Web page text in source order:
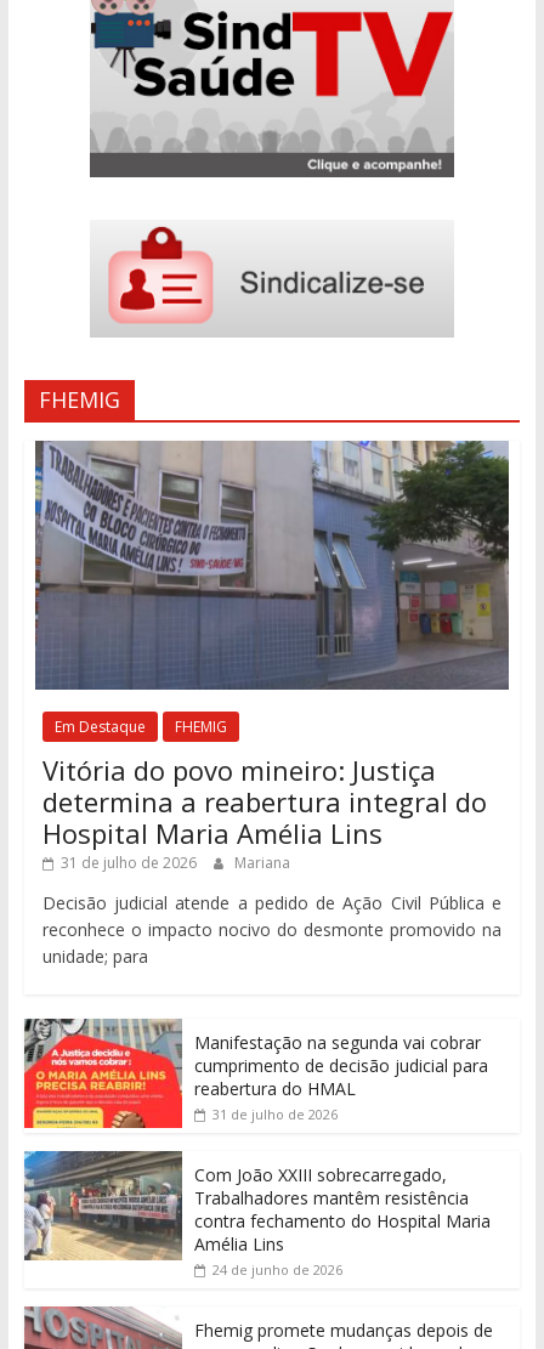
FHEMIG
Em Destaque FHEMIG
Vitória do povo mineiro: Justiça
determina a reabertura integral do
Hospital Maria Amélia Lins
31 de julho de 2026 Mariana
Decisão judicial atende a pedido de Ação Civil Pública e
reconhece o impacto nocivo do desmonte promovido na
unidade; para
Manifestação na segunda vai cobrar
cumprimento de decisão judicial para
reabertura do HMAL
31 de julho de 2026
Com João XXIII sobrecarregado,
Trabalhadores mantêm resistência
contra fechamento do Hospital Maria
Amélia Lins
24 de junho de 2026
Fhemig promete mudanças depois de